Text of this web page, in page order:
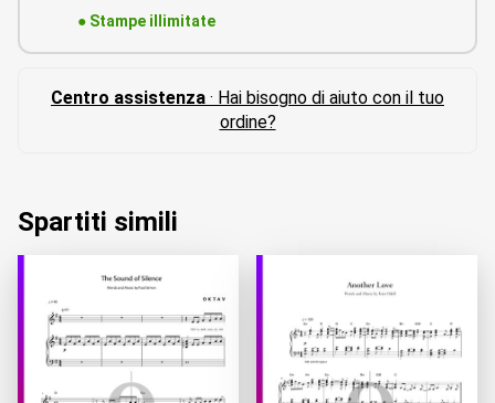
● Stampe illimitate
Centro assistenza · Hai bisogno di aiuto con il tuo
ordine?
Spartiti simili